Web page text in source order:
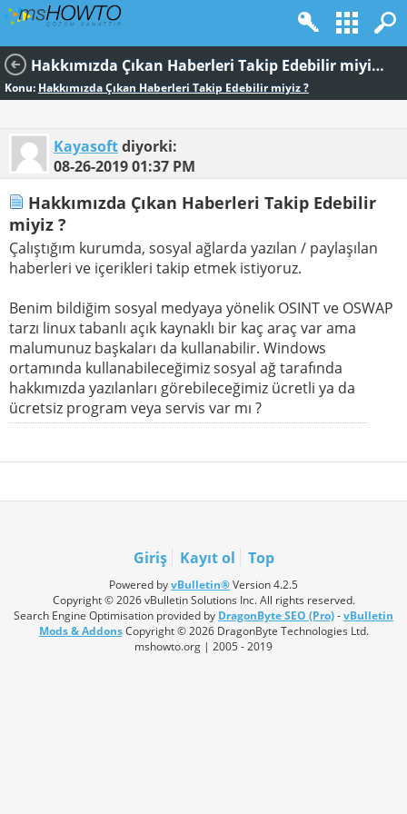
Hakkımızda Çıkan Haberleri Takip Edebilir miyiz ?
Konu: Hakkımızda Çıkan Haberleri Takip Edebilir miyiz ?
Kayasoftdiyorki:
08-26-201901:37 PM
Hakkımızda Çıkan Haberleri Takip Edebilir
miyiz ?
Çalıştığım kurumda, sosyal ağlarda yazılan / paylaşılan
haberleri ve içerikleri takip etmek istiyoruz.
Benim bildiğim sosyal medyaya yönelik OSINT ve OSWAP
tarzı linux tabanlı açık kaynaklı bir kaç araç var ama
malumunuz başkaları da kullanabilir. Windows
ortamında kullanabileceğimiz sosyal ağ tarafında
hakkımızda yazılanları görebileceğimiz ücretli ya da
ücretsiz program veya servis var mı ?
Giriş Kayıt ol Top
Powered byvBulletin®Version 4.2.5
Copyright © 2026 vBulletin Solutions Inc. All rights reserved.
Search Engine Optimisation provided by DragonByte SEO (Pro)-vBulletin
Mods & AddonsCopyright © 2026 DragonByte Technologies Ltd.
mshowto.org | 2005 - 2019